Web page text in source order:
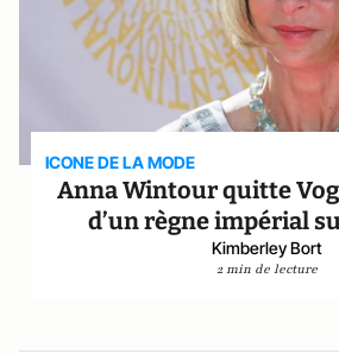
ICONE DE LA MODE
Anna Wintour quitte
d’un règne impérial
Kimberley Bort
2 min de lecture